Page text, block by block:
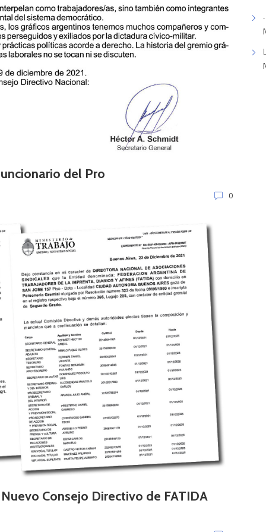
del Pro
0
Consejo Directivo de FATIDA
-